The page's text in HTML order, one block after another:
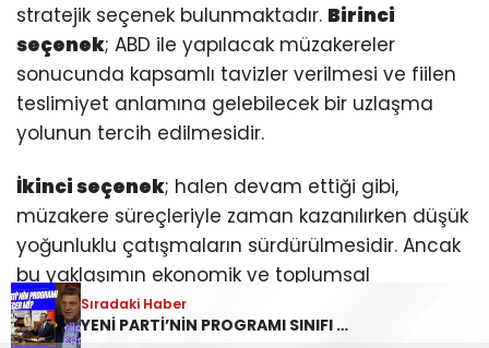
Sıradaki Haber
Türker ERTÜRK yazdı: SAVAŞ NE ZAMAN BİTECEK, ATOM BOMBASI NE ZAMAN ATILACAK?
stratejik seçenek bulunmaktadır. Birinci
seçenek; ABD ile yapılacak müzakereler
sonucunda kapsamlı tavizler verilmesi ve fiilen
teslimiyet anlamına gelebilecek bir uzlaşma
yolunun tercih edilmesidir.
İkinci seçenek; halen devam ettiği gibi,
müzakere süreçleriyle zaman kazanılırken düşük
yoğunluklu çatışmaların sürdürülmesidir. Ancak
bu yaklaşımın ekonomik ve toplumsal
maliyetleri zaman içerisinde giderek
artmaktadır.Üçüncü seçenekise daha yüksek
Sıradaki Haber
YENİ PARTİ’NİN PROGRAMI SINIFI GEÇER Mİ?